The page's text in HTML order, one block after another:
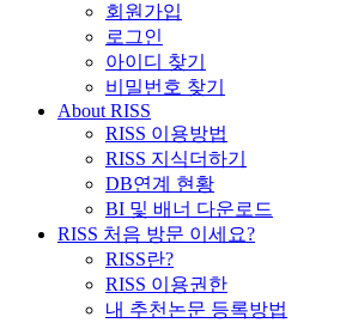
회원가입
로그인
아이디 찾기
비밀번호 찾기
About RISS
RISS 이용방법
RISS 지식더하기
DB연계 현황
BI 및 배너 다운로드
RISS 처음 방문 이세요?
RISS란?
RISS 이용권한
내 추천논문 등록방법